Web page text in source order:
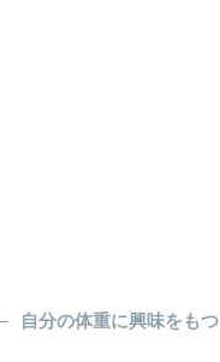
自分の体重に興味をもつ